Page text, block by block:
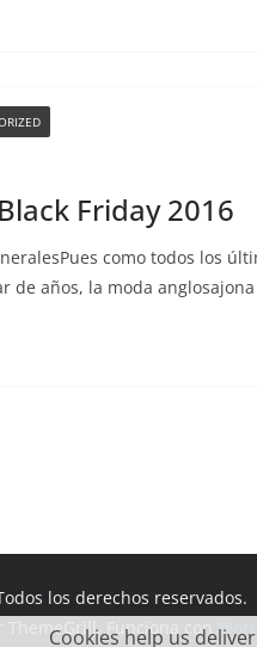
Friday 2016
como todos los
de años, la moda
los derechos reservados.
ThemeGrill. Funciona con
Cookies help us